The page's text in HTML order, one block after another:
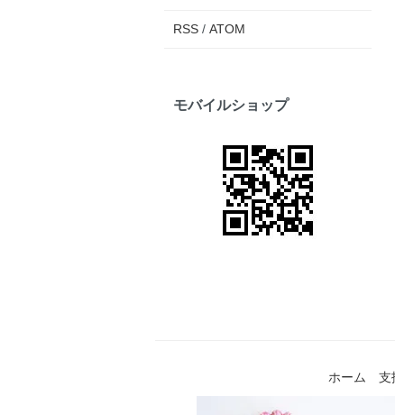
RSS / ATOM
モバイルショップ
ホーム 支